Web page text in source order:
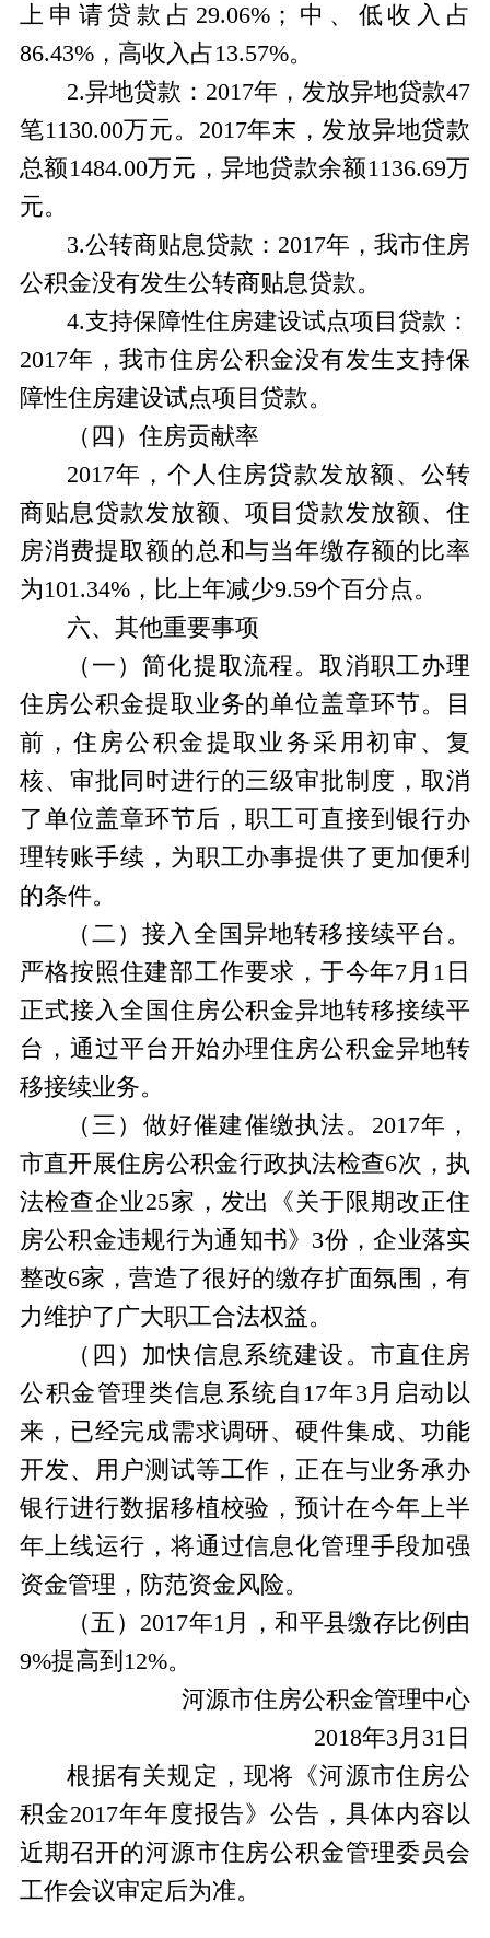
上申请贷款占29.06%；中、低收入占
86.43%，高收入占13.57%。
2.异地贷款：2017年，发放异地贷款47
笔1130.00万元。2017年末，发放异地贷款
总额1484.00万元，异地贷款余额1136.69万
元。
3.公转商贴息贷款：2017年，我市住房
公积金没有发生公转商贴息贷款。
4.支持保障性住房建设试点项目贷款：
2017年，我市住房公积金没有发生支持保
障性住房建设试点项目贷款。
（四）住房贡献率
2017年，个人住房贷款发放额、公转
商贴息贷款发放额、项目贷款发放额、住
房消费提取额的总和与当年缴存额的比率
为101.34%，比上年减少9.59个百分点。
六、其他重要事项
（一）简化提取流程。取消职工办理
住房公积金提取业务的单位盖章环节。目
前，住房公积金提取业务采用初审、复
核、审批同时进行的三级审批制度，取消
了单位盖章环节后，职工可直接到银行办
理转账手续，为职工办事提供了更加便利
的条件。
（二）接入全国异地转移接续平台。
严格按照住建部工作要求，于今年7月1日
正式接入全国住房公积金异地转移接续平
台，通过平台开始办理住房公积金异地转
移接续业务。
（三）做好催建催缴执法。2017年，
市直开展住房公积金行政执法检查6次，执
法检查企业25家，发出《关于限期改正住
房公积金违规行为通知书》3份，企业落实
整改6家，营造了很好的缴存扩面氛围，有
力维护了广大职工合法权益。
（四）加快信息系统建设。市直住房
公积金管理类信息系统自17年3月启动以
来，已经完成需求调研、硬件集成、功能
开发、用户测试等工作，正在与业务承办
银行进行数据移植校验，预计在今年上半
年上线运行，将通过信息化管理手段加强
资金管理，防范资金风险。
（五）2017年1月，和平县缴存比例由
9%提高到12%。
河源市住房公积金管理中心
2018年3月31日
根据有关规定，现将《河源市住房公
积金2017年年度报告》公告，具体内容以
近期召开的河源市住房公积金管理委员会
工作会议审定后为准。